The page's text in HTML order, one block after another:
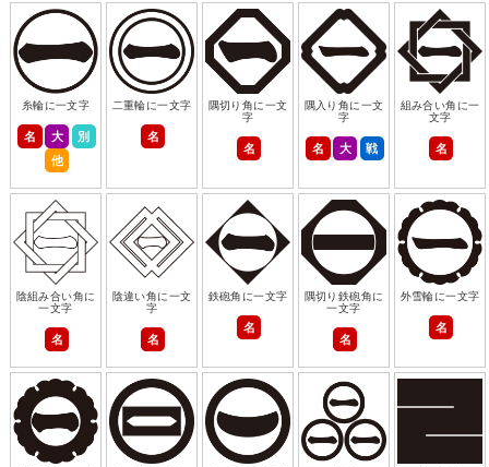
糸輪に一文字
名 大
別
他
二重輪に一文字
名
隅切り角に一文
字
名
隅入り角に一文
字
名 大 戦
組み合い角に一
文字
名
陰組み合い角に
一文字
名
陰違い角に一文
字
名
鉄砲角に一文字
名
隅切り鉄砲角に
一文字
名
外雪輪に一文字
名